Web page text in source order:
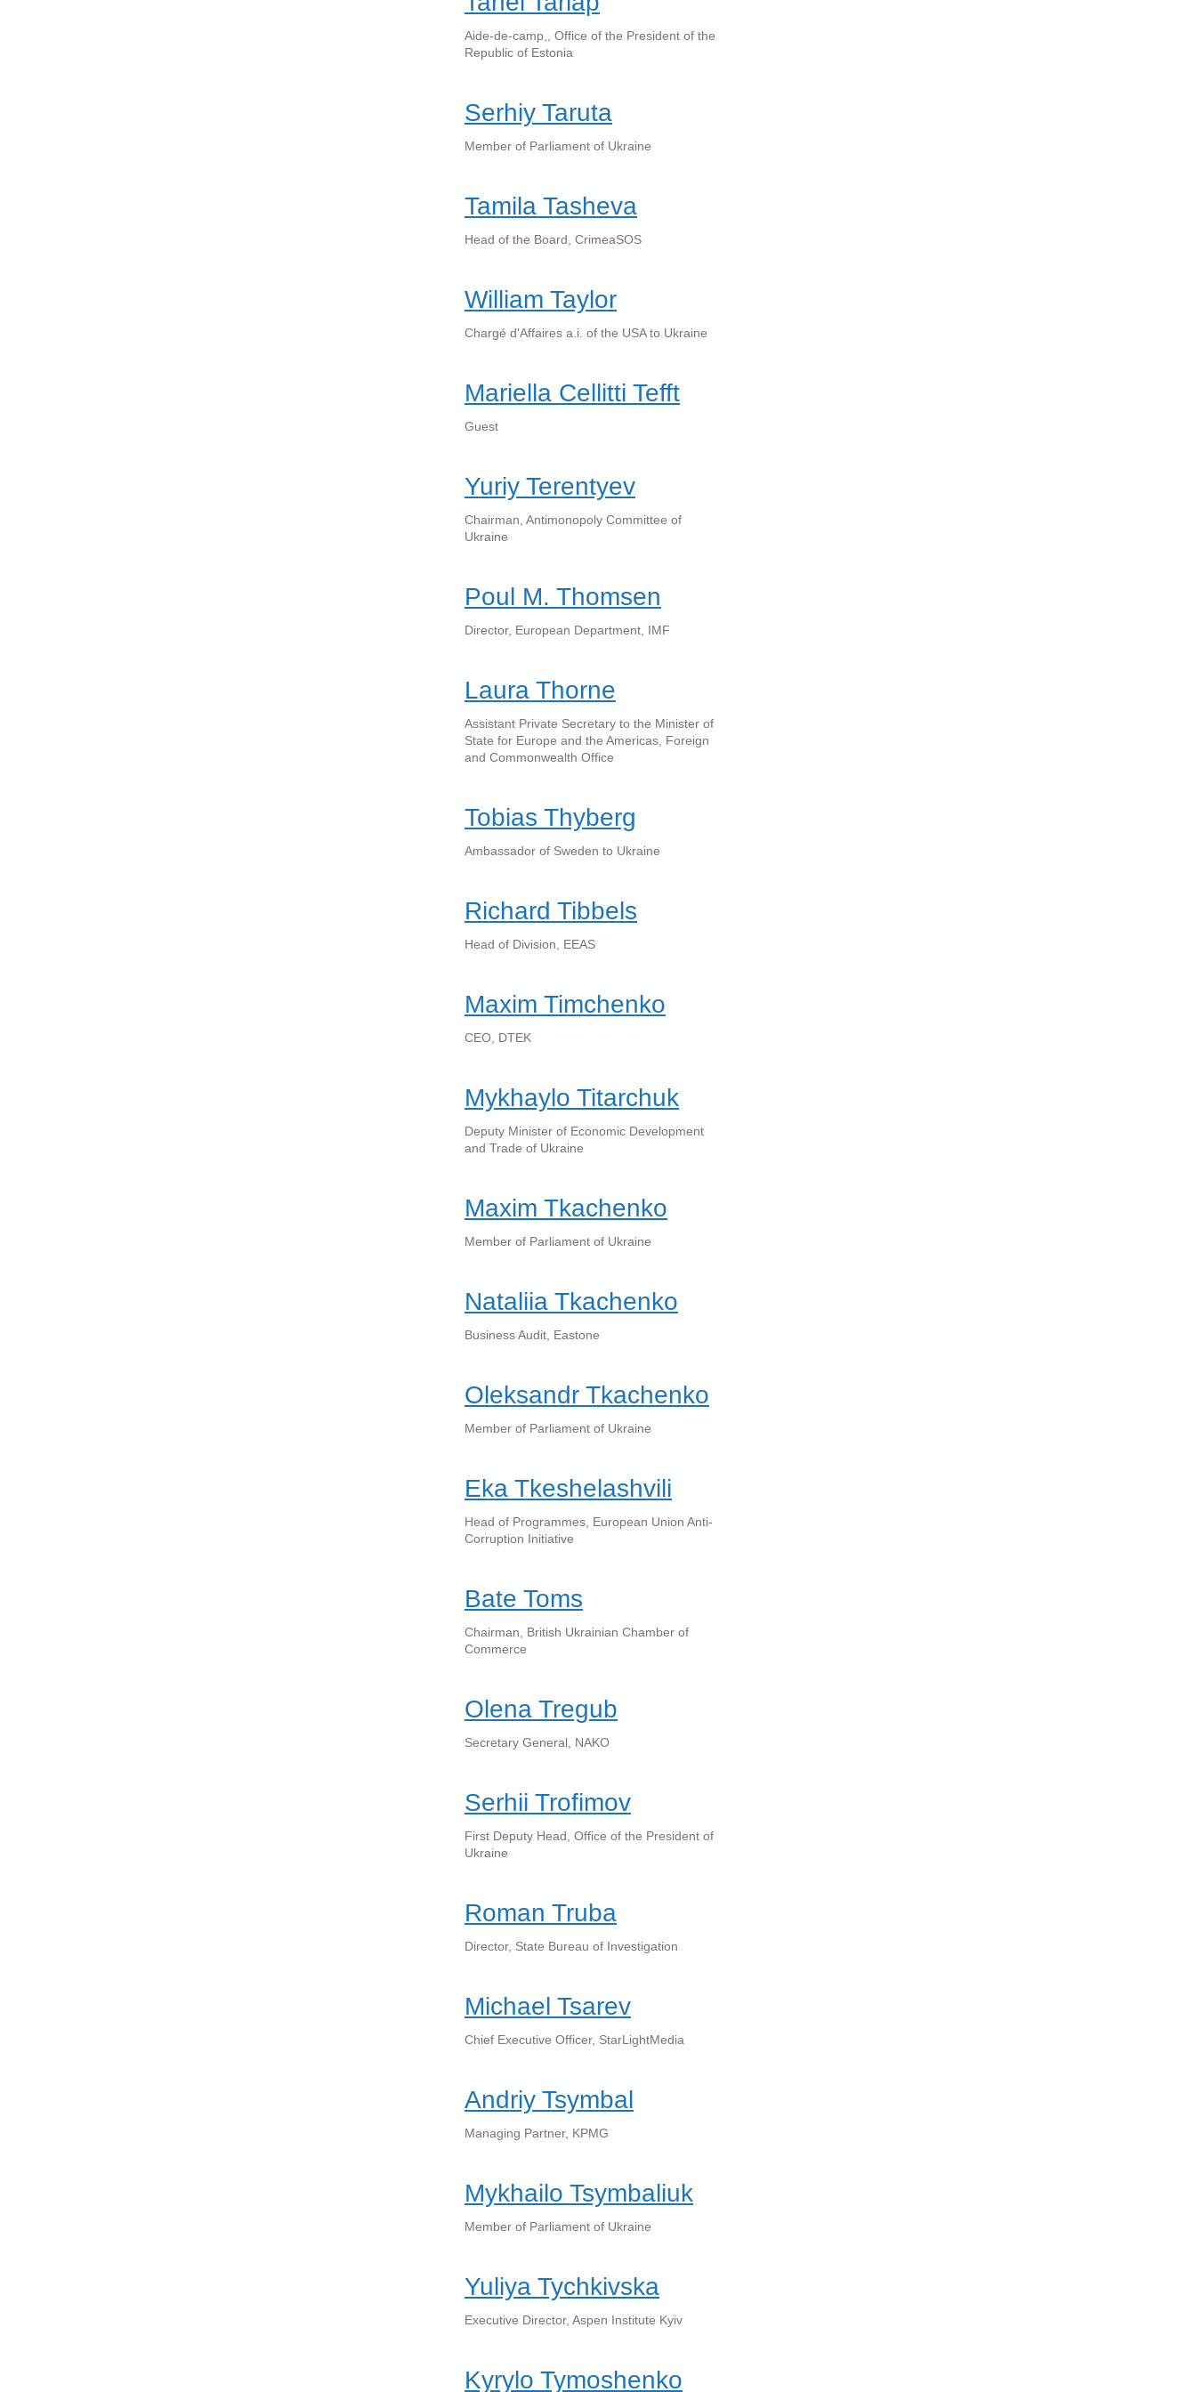
Aide-de-camp,, Office of the President of the
Republic of Estonia
Serhiy Taruta
Member of Parliament of Ukraine
Tamila Tasheva
Head of the Board, CrimeaSOS
William Taylor
Chargé d'Affaires a.i. of the USA to Ukraine
Mariella Cellitti Tefft
Guest
Yuriy Terentyev
Chairman, Antimonopoly Committee of
Ukraine
Poul M. Thomsen
Director, European Department, IMF
Laura Thorne
Assistant Private Secretary to the Minister of
State for Europe and the Americas, Foreign
and Commonwealth Office
Tobias Thyberg
Ambassador of Sweden to Ukraine
Richard Tibbels
Head of Division, EEAS
Maxim Timchenko
CEO, DTEK
Mykhaylo Titarchuk
Deputy Minister of Economic Development
and Trade of Ukraine
Maxim Tkachenko
Member of Parliament of Ukraine
Nataliia Tkachenko
Business Audit, Eastone
Oleksandr Tkachenko
Member of Parliament of Ukraine
Eka Tkeshelashvili
Head of Programmes, European Union Anti-
Corruption Initiative
Bate Toms
Chairman, British Ukrainian Chamber of
Commerce
Olena Tregub
Secretary General, NAKO
Serhii Trofimov
First Deputy Head, Office of the President of
Ukraine
Roman Truba
Director, State Bureau of Investigation
Michael Tsarev
Chief Executive Officer, StarLightMedia
Andriy Tsymbal
Managing Partner, KPMG
Mykhailo Tsymbaliuk
Member of Parliament of Ukraine
Yuliya Tychkivska
Executive Director, Aspen Institute Kyiv
Kyrylo Tymoshenko